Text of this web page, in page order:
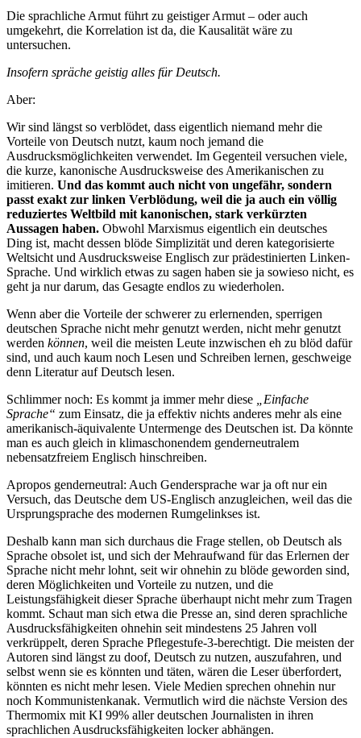
Die sprachliche Armut führt zu geistiger Armut – oder auch
umgekehrt, die Korrelation ist da, die Kausalität wäre zu
untersuchen.
Insofern spräche geistig alles für Deutsch.
Aber:
Wir sind längst so verblödet, dass eigentlich niemand mehr die
Vorteile von Deutsch nutzt, kaum noch jemand die
Ausdrucksmöglichkeiten verwendet. Im Gegenteil versuchen viele,
die kurze, kanonische Ausdrucksweise des Amerikanischen zu
imitieren. Und das kommt auch nicht von ungefähr, sondern
passt exakt zur linken Verblödung, weil die ja auch ein völlig
reduziertes Weltbild mit kanonischen, stark verkürzten
Aussagen haben. Obwohl Marxismus eigentlich ein deutsches
Ding ist, macht dessen blöde Simplizität und deren kategorisierte
Weltsicht und Ausdrucksweise Englisch zur prädestinierten Linken-
Sprache. Und wirklich etwas zu sagen haben sie ja sowieso nicht, es
geht ja nur darum, das Gesagte endlos zu wiederholen.
Wenn aber die Vorteile der schwerer zu erlernenden, sperrigen
deutschen Sprache nicht mehr genutzt werden, nicht mehr genutzt
werden können, weil die meisten Leute inzwischen eh zu blöd dafür
sind, und auch kaum noch Lesen und Schreiben lernen, geschweige
denn Literatur auf Deutsch lesen.
Schlimmer noch: Es kommt ja immer mehr diese „Einfache
Sprache“ zum Einsatz, die ja effektiv nichts anderes mehr als eine
amerikanisch-äquivalente Untermenge des Deutschen ist. Da könnte
man es auch gleich in klimaschonendem genderneutralem
nebensatzfreiem Englisch hinschreiben.
Apropos genderneutral: Auch Gendersprache war ja oft nur ein
Versuch, das Deutsche dem US-Englisch anzugleichen, weil das die
Ursprungsprache des modernen Rumgelinkses ist.
Deshalb kann man sich durchaus die Frage stellen, ob Deutsch als
Sprache obsolet ist, und sich der Mehraufwand für das Erlernen der
Sprache nicht mehr lohnt, seit wir ohnehin zu blöde geworden sind,
deren Möglichkeiten und Vorteile zu nutzen, und die
Leistungsfähigkeit dieser Sprache überhaupt nicht mehr zum Tragen
kommt. Schaut man sich etwa die Presse an, sind deren sprachliche
Ausdrucksfähigkeiten ohnehin seit mindestens 25 Jahren voll
verkrüppelt, deren Sprache Pflegestufe-3-berechtigt. Die meisten der
Autoren sind längst zu doof, Deutsch zu nutzen, auszufahren, und
selbst wenn sie es könnten und täten, wären die Leser überfordert,
könnten es nicht mehr lesen. Viele Medien sprechen ohnehin nur
noch Kommunistenkanak. Vermutlich wird die nächste Version des
Thermomix mit KI 99% aller deutschen Journalisten in ihren
sprachlichen Ausdrucksfähigkeiten locker abhängen.